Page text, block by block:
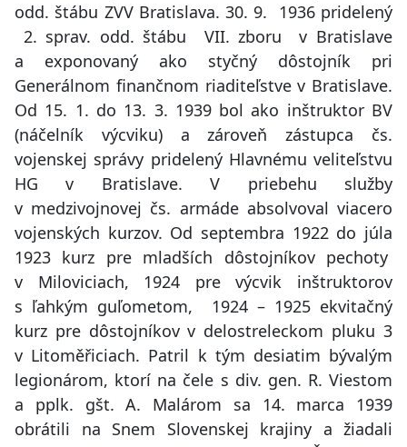
odd. štábu ZVV Bratislava. 30. 9. 1936 pridelený
2. sprav. odd. štábu VII. zboru v Bratislave
a exponovaný ako styčný dôstojník pri
Generálnom finančnom riaditeľstve v Bratislave.
Od 15. 1. do 13. 3. 1939 bol ako inštruktor BV
(náčelník výcviku) a zároveň zástupca čs.
vojenskej správy pridelený Hlavnému veliteľstvu
HG v Bratislave. V priebehu služby
v medzivojnovej čs. armáde absolvoval viacero
vojenských kurzov. Od septembra 1922 do júla
1923 kurz pre mladších dôstojníkov pechoty
v Miloviciach, 1924 pre výcvik inštruktorov
s ľahkým guľometom, 1924 – 1925 ekvitačný
kurz pre dôstojníkov v delostreleckom pluku 3
v Litoměřiciach. Patril k tým desiatim bývalým
legionárom, ktorí na čele s div. gen. R. Viestom
a pplk. gšt. A. Malárom sa 14. marca 1939
obrátili na Snem Slovenskej krajiny a žiadali